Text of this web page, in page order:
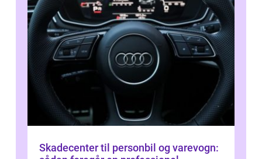
Skadecenter til personbil og varevogn: